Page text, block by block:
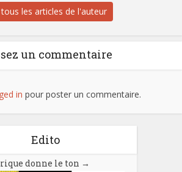
les articles de l'auteur
un commentaire
in pour poster un commentaire.
Edito
donne le ton →